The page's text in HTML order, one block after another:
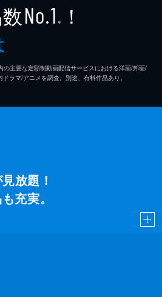
No.1 ※ ！
主要な定額制動画配信サービスにおける洋画/邦画/
ラマ/アニメを調査。別途、有料作品あり。
放題！
充実。